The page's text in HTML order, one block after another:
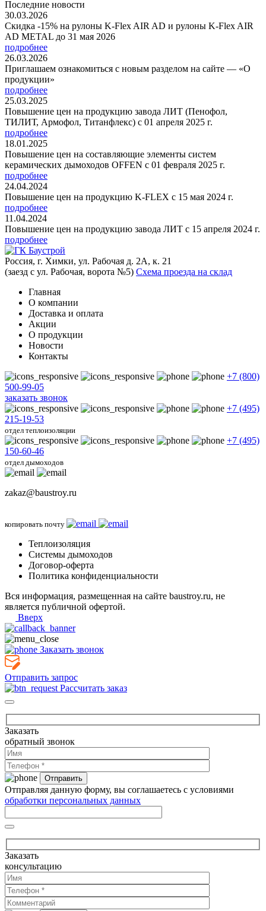
Последние новости
30.03.2026
Скидка -15% на рулоны K-Flex AIR AD и рулоны K-Flex AIR
AD METAL до 31 мая 2026
подробнее
26.03.2026
Приглашаем ознакомиться с новым разделом на сайте — «О
продукции»
подробнее
25.03.2025
Повышение цен на продукцию завода ЛИТ (Пенофол,
ТИЛИТ, Армофол, Титанфлекс) с 01 апреля 2025 г.
подробнее
18.01.2025
Повышение цен на составляющие элементы систем
керамических дымоходов OFFEN с 01 февраля 2025 г.
подробнее
24.04.2024
Повышение цен на продукцию K-FLEX с 15 мая 2024 г.
подробнее
11.04.2024
Повышение цен на продукцию завода ЛИТ с 15 апреля 2024 г.
подробнее
Россия, г. Химки, ул. Рабочая д. 2А, к. 21
(заезд с ул. Рабочая, ворота №5) Схема проезда на склад
Главная
О компании
Доставка и оплата
Акции
О продукции
Новости
Контакты
+7 (800)
500-99-05
заказать звонок
+7 (495)
215-19-53
отдел теплоизоляции
+7 (495)
150-60-46
отдел дымоходов
zakaz@baustroy.ru
копировать почту
Теплоизоляция
Системы дымоходов
Договор-оферта
Политика конфиденциальности
Вся информация, размещенная на сайте baustroy.ru, не
является публичной офертой.
Вверх
Заказать звонок
Отправить запрос
Рассчитать заказ
Заказать
обратный звонок
Отправляя данную форму, вы соглашаетесь с условиями
обработки персональных данных
Заказать
консультацию